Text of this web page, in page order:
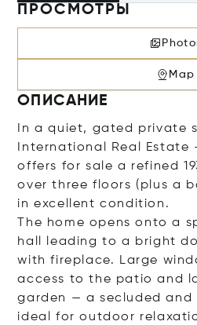
ПРОСМОТРЫ
Map
ОПИСАНИЕ
In a quiet, gated private
International Real Estate
offers for sale a refined
over three floors (plus a
in excellent condition.
The home opens onto a
hall leading to a bright
with fireplace. Large
access to the patio and
garden — a secluded and
ideal for outdoor